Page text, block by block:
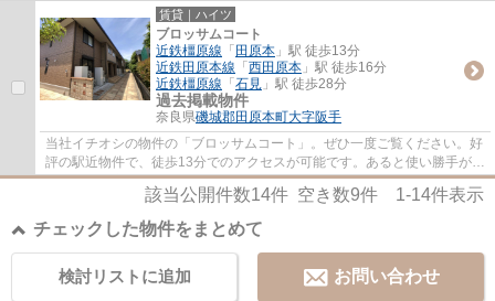
く立地しています。多種多様な物件を取り...
賃貸｜ハイツ
ブロッサムコート
近鉄橿原線 「 田原本 」駅 徒歩13分
近鉄田原本線 「 西田原本 」駅 徒歩16分
近鉄橿原線 「 石見 」駅 徒歩28分
過去掲載物件
奈良県磯城郡田原本町大字阪手
当社イチオシの物件の「ブロッサムコート」。ぜひ一度ご覧ください。好
評の駅近物件で、徒歩13分でのアクセスが可能です。あると使い勝手がよ
く利便性が高いのが敷地内ごみ置き場です...
該当公開件数14件 空き数9件 1-14件表示
チェックした物件をまとめて
お問い合わせ
検討リストに追加